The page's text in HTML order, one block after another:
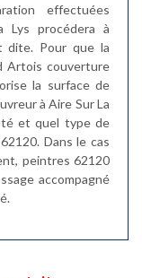
effectuées
Lys procédera à
dite. Pour que la
Artois couverture
la surface de
à Aire Sur La
et quel type de
Dans le cas
peintres 62120
accompagné